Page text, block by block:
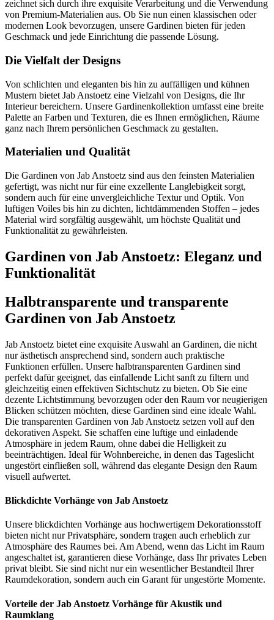
zeichnet sich durch ihre exquisite Verarbeitung und die Verwendung
von Premium-Materialien aus. Ob Sie nun einen klassischen oder
modernen Look bevorzugen, unsere Gardinen bieten für jeden
Geschmack und jede Einrichtung die passende Lösung.
Die Vielfalt der Designs
Von schlichten und eleganten bis hin zu auffälligen und kühnen
Mustern bietet Jab Anstoetz eine Vielzahl von Designs, die Ihr
Interieur bereichern. Unsere Gardinenkollektion umfasst eine breite
Palette an Farben und Texturen, die es Ihnen ermöglichen, Räume
ganz nach Ihrem persönlichen Geschmack zu gestalten.
Materialien und Qualität
Die Gardinen von Jab Anstoetz sind aus den feinsten Materialien
gefertigt, was nicht nur für eine exzellente Langlebigkeit sorgt,
sondern auch für eine unvergleichliche Textur und Optik. Von
luftigen Voiles bis hin zu dichten, lichtdämmenden Stoffen – jedes
Material wird sorgfältig ausgewählt, um höchste Qualität und
Funktionalität zu gewährleisten.
Gardinen von Jab Anstoetz: Eleganz und
Funktionalität
Halbtransparente und transparente
Gardinen von Jab Anstoetz
Jab Anstoetz bietet eine exquisite Auswahl an Gardinen, die nicht
nur ästhetisch ansprechend sind, sondern auch praktische
Funktionen erfüllen. Unsere halbtransparenten Gardinen sind
perfekt dafür geeignet, das einfallende Licht sanft zu filtern und
gleichzeitig einen effektiven Sichtschutz zu bieten. Ob Sie eine
dezente Lichtstimmung bevorzugen oder den Raum vor neugierigen
Blicken schützen möchten, diese Gardinen sind eine ideale Wahl.
Die transparenten Gardinen von Jab Anstoetz setzen voll auf den
dekorativen Aspekt. Sie schaffen eine luftige und einladende
Atmosphäre in jedem Raum, ohne dabei die Helligkeit zu
beeinträchtigen. Ideal für Wohnbereiche, in denen das Tageslicht
ungestört einfließen soll, während das elegante Design den Raum
visuell aufwertet.
Blickdichte Vorhänge von Jab Anstoetz
Unsere blickdichten Vorhänge aus hochwertigem Dekorationsstoff
bieten nicht nur Privatsphäre, sondern tragen auch erheblich zur
Atmosphäre des Raumes bei. Am Abend, wenn das Licht im Raum
angeschaltet ist, garantieren diese Vorhänge, dass Ihr privates Leben
privat bleibt. Sie sind nicht nur ein wesentlicher Bestandteil Ihrer
Raumdekoration, sondern auch ein Garant für ungestörte Momente.
Vorteile der Jab Anstoetz Vorhänge für Akustik und
Raumklang